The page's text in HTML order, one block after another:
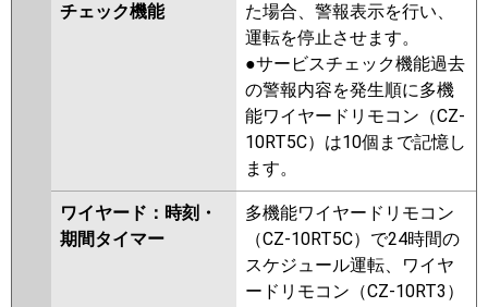
チェック機能
た場合、警報表示を行い、
運転を停止させます。
●サービスチェック機能過去
の警報内容を発生順に多機
能ワイヤードリモコン（CZ-
10RT5C）は10個まで記憶し
ます。
ワイヤード：時刻・
期間タイマー
多機能ワイヤードリモコン
（CZ-10RT5C）で24時間の
スケジュール運転、ワイヤ
ードリモコン（CZ-10RT3）